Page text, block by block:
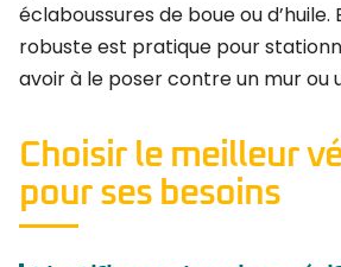
éclaboussures de boue ou d’huile.
robuste est pratique pour
avoir à le poser contre un mur ou
Choisir le meilleur
pour ses besoins